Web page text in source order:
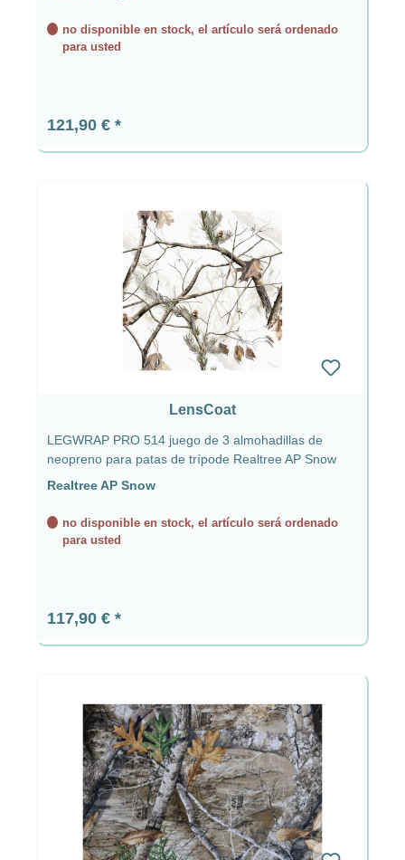
no disponible en stock, el artículo será ordenado
para usted
Precio normal:
121,90 €
LensCoat
LEGWRAP PRO 514 juego de 3 almohadillas de
neopreno para patas de trípode Realtree AP Snow
Realtree AP Snow
no disponible en stock, el artículo será ordenado
para usted
Precio normal:
117,90 €